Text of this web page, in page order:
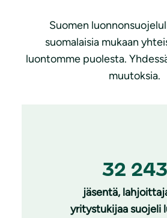
Suomen
suomalaisia mukaan
luontomme puolesta.
muutoksia.
32 243
jäsentä,
yritystukijaa suojeli